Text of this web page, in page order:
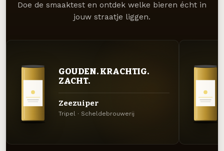
Doe de smaaktest en ontdek welke bieren écht in
jouw straatje liggen.
GOUDEN. KRACHTIG.
ZACHT.
Zeezuiper
Tripel · Scheldebrouwerij